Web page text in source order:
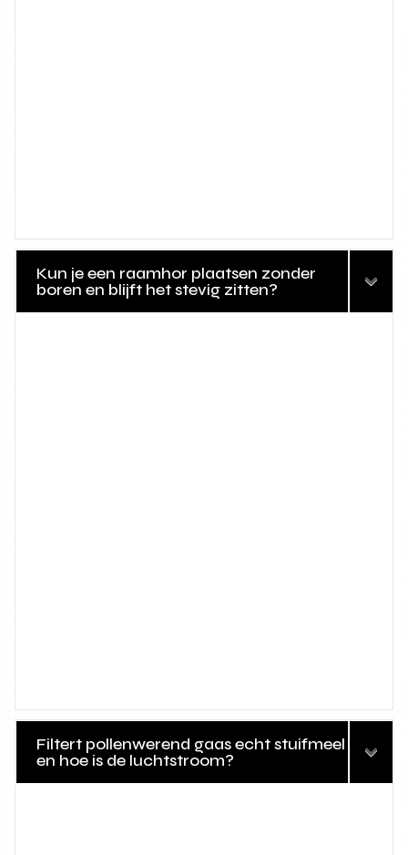
Kun je een raamhor plaatsen zonder
boren en blijft het stevig zitten?
Filtert pollenwerend gaas echt stuifmeel
en hoe is de luchtstroom?